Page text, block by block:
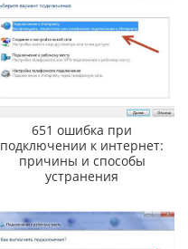
651 ошибка при
подключении к интернет:
причины и способы
устранения